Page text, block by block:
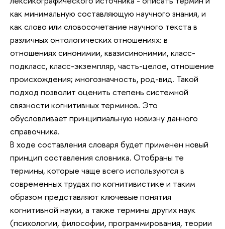
как минимальную составляющую научного знания, и
как слово или словосочетание научного текста в
различных онтологических отношениях: в
отношениях синонимии, квазисинонимии, класс-
подкласс, класс-экземпляр, часть-целое, отношение
происхождения; многозначность, род-вид. Такой
подход позволит оценить степень системной
связности когнитивных терминов. Это
обусловливает принципиальную новизну данного
справочника.
В ходе составления словаря будет применен новый
принцип составления словника. Отобраны те
термины, которые чаще всего используются в
современных трудах по когнитивистике и таким
образом представляют ключевые понятия
когнитивной науки, а также термины других наук
(психологии, философии, программирования, теории